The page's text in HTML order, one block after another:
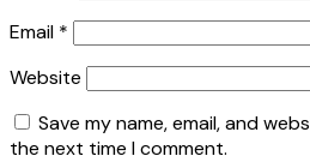
Email *
Website
Save my name, email, and
the next time I comment.